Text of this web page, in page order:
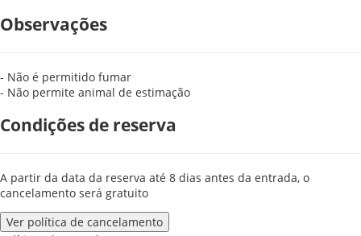
Observações
- Não é permitido fumar
- Não permite animal de estimação
Condições de reserva
A partir da data da reserva até 8 dias antes da entrada, o
cancelamento será gratuito
Ver política de cancelamento